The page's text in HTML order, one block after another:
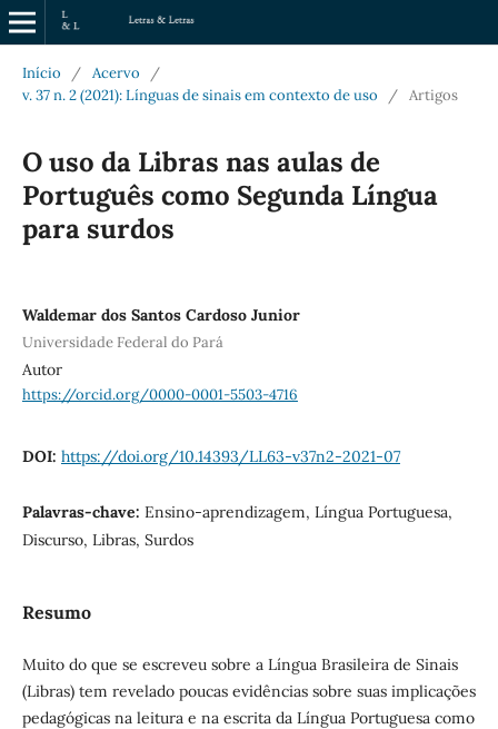
Início / Acervo
/
v. 37 n. 2 (2021): Línguas de sinais em contexto de uso
/ Artigos
O uso da Libras nas aulas de
Português como Segunda Língua
para surdos
Waldemar dos Santos Cardoso Junior
Universidade Federal do Pará
Autor
https://orcid.org/0000-0001-5503-4716
DOI: https://doi.org/10.14393/LL63-v37n2-2021-07
Palavras-chave: Ensino-aprendizagem, Língua Portuguesa,
Discurso, Libras, Surdos
Resumo
Muito do que se escreveu sobre a Língua Brasileira de Sinais
(Libras) tem revelado poucas evidências sobre suas implicações
pedagógicas na leitura e na escrita da Língua Portuguesa como